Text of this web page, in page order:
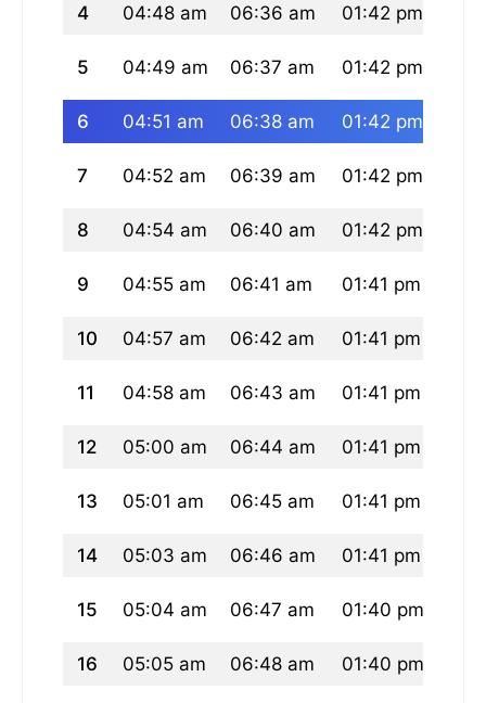
4 04:48 am 06:36 am 01:42 pm
5 04:49 am 06:37 am 01:42 pm
6 04:51 am 06:38 am 01:42 pm
7 04:52 am 06:39 am 01:42 pm
8 04:54 am 06:40 am 01:42 pm
9 04:55 am 06:41 am 01:41 pm
10 04:57 am 06:42 am 01:41 pm
11 04:58 am 06:43 am 01:41 pm
12 05:00 am 06:44 am 01:41 pm
13 05:01 am 06:45 am 01:41 pm
14 05:03 am 06:46 am 01:41 pm
15 05:04 am 06:47 am 01:40 pm
16 05:05 am 06:48 am 01:40 pm